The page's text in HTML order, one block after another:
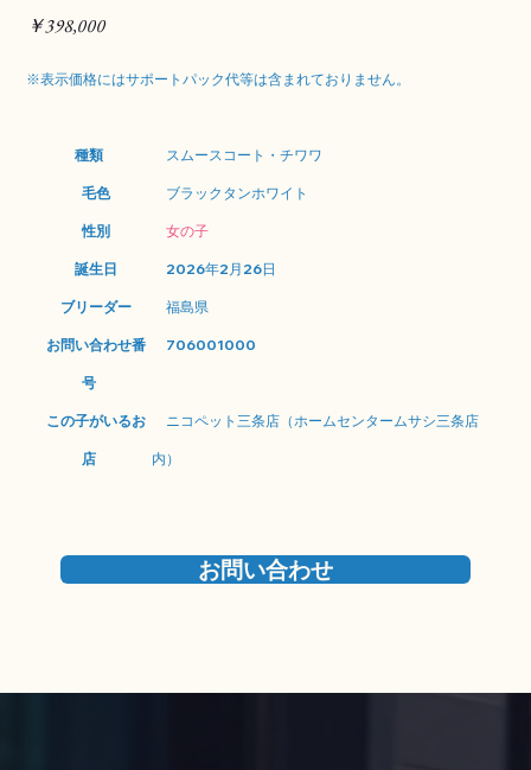
価
格￥398,000
※表示価格にはサポートパック代等は含まれておりません。
種類 スムースコート・チワワ
毛色 ブラックタンホワイト
性別 女の子
誕生日 2026年2月26日
ブリーダー 福島県
お問い合わせ番
号
706001000
この子がいるお
店
ニコペット三条店（ホームセンタームサシ三条店
内）
お問い合わせ